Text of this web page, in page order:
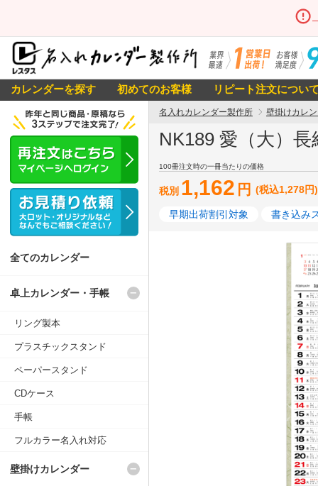
カレンダーを探す 初めてのお客様 リピート注文につい
名入れカレンダー製作所 壁掛けカレ
NK189 愛（大）
100冊注文時の一冊当たりの価格
税別 1,162 円 (税込1,278円)
早期出荷割引対象 書き込み
全てのカレンダー
卓上カレンダー・手帳
リング製本
プラスチックスタンド
ペーパースタンド
CDケース
手帳
フルカラー名入れ対応
壁掛けカレンダー